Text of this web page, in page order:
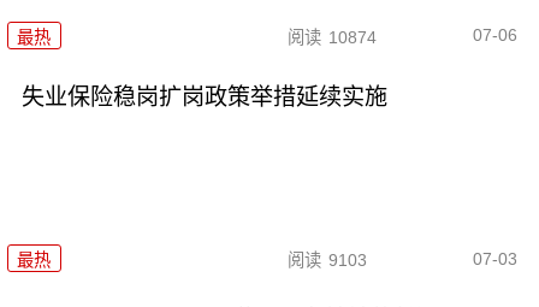
最热 阅读 10874 07-06
失业保险稳岗扩岗政策举措延续实施
最热 阅读 9103 07-03